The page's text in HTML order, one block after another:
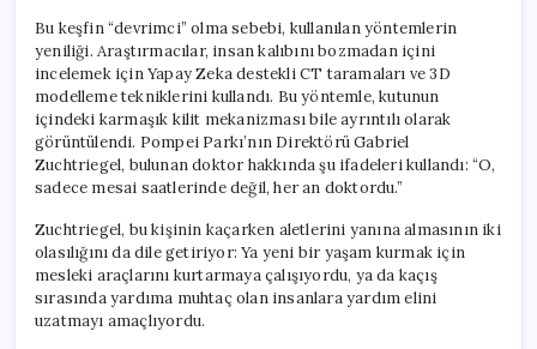
Bu keşfin “devrimci” olma sebebi, kullanılan yöntemlerin
yeniliği. Araştırmacılar, insan kalıbını bozmadan içini
incelemek için Yapay Zeka destekli CT taramaları ve 3D
modelleme tekniklerini kullandı. Bu yöntemle, kutunun
içindeki karmaşık kilit mekanizması bile ayrıntılı olarak
görüntülendi. Pompei Parkı’nın Direktörü Gabriel
Zuchtriegel, bulunan doktor hakkında şu ifadeleri kullandı: “O,
sadece mesai saatlerinde değil, her an doktordu.”
Zuchtriegel, bu kişinin kaçarken aletlerini yanına almasının iki
olasılığını da dile getiriyor: Ya yeni bir yaşam kurmak için
mesleki araçlarını kurtarmaya çalışıyordu, ya da kaçış
sırasında yardıma muhtaç olan insanlara yardım elini
uzatmayı amaçlıyordu.